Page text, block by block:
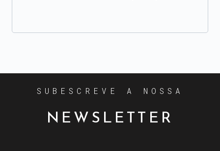
SUBESCREVE A NOSSA
NEWSLETTER